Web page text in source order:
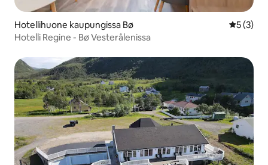
Hotellihuone kaupungissa Bø
5 (3)
Hotelli Regine - Bø Vesterålenissa